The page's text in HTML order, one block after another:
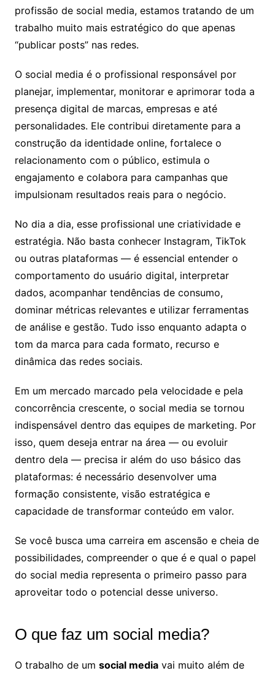
profissão de social media, estamos tratando de um
trabalho muito mais estratégico do que apenas
“publicar posts” nas redes.
O social media é o profissional responsável por
planejar, implementar, monitorar e aprimorar toda a
presença digital de marcas, empresas e até
personalidades. Ele contribui diretamente para a
construção da identidade online, fortalece o
relacionamento com o público, estimula o
engajamento e colabora para campanhas que
impulsionam resultados reais para o negócio.
No dia a dia, esse profissional une criatividade e
estratégia. Não basta conhecer Instagram, TikTok
ou outras plataformas — é essencial entender o
comportamento do usuário digital, interpretar
dados, acompanhar tendências de consumo,
dominar métricas relevantes e utilizar ferramentas
de análise e gestão. Tudo isso enquanto adapta o
tom da marca para cada formato, recurso e
dinâmica das redes sociais.
Em um mercado marcado pela velocidade e pela
concorrência crescente, o social media se tornou
indispensável dentro das equipes de marketing. Por
isso, quem deseja entrar na área — ou evoluir
dentro dela — precisa ir além do uso básico das
plataformas: é necessário desenvolver uma
formação consistente, visão estratégica e
capacidade de transformar conteúdo em valor.
Se você busca uma carreira em ascensão e cheia de
possibilidades, compreender o que é e qual o papel
do social media representa o primeiro passo para
aproveitar todo o potencial desse universo.
O que faz um social media?
O trabalho de um social mediavai muito além de